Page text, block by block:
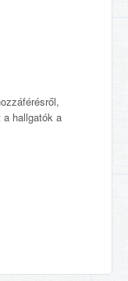
hallgatók a